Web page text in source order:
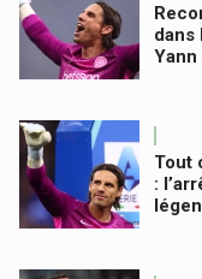
dans
Tout
: